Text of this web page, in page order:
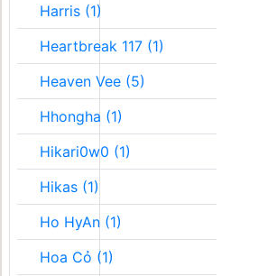
Harris (1)
Heartbreak 117 (1)
Heaven Vee (5)
Hhongha (1)
Hikari0w0 (1)
Hikas (1)
Ho HyAn (1)
Hoa Cỏ (1)